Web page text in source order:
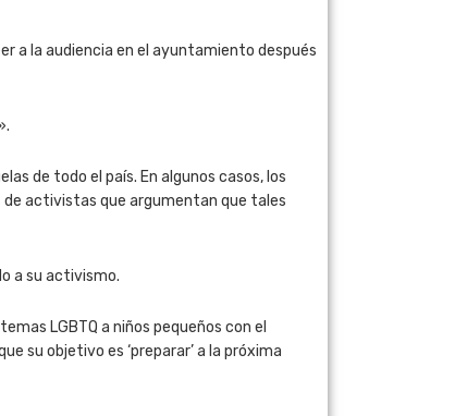
a la audiencia en el ayuntamiento después
de todo el país. En algunos casos, los
de activistas que argumentan que tales
a su activismo.
LGBTQ a niños pequeños con el
su objetivo es ‘preparar’ a la próxima